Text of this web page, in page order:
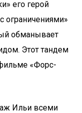
его герой
ограничениями»
обманывает
Этот тандем
«Форс-
Ильи всеми